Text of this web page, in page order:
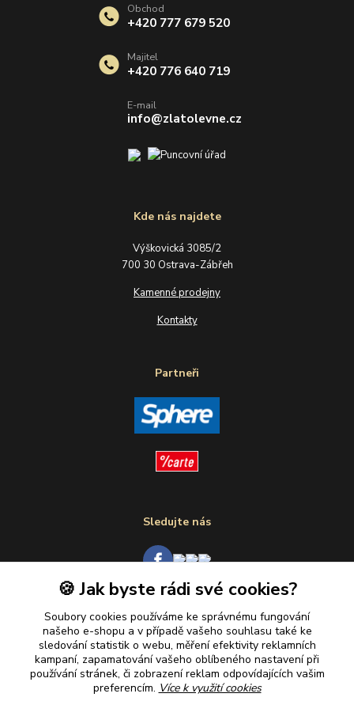
Kde nás najdete
Výškovická 3085/2
700 30 Ostrava-Zábřeh
Kamenné prodejny
Kontakty
Partneři
Sledujte nás
Plaťte u nás bezpečně
Obchod
+420 777 679 520
Majitel
+420 776 640 719
E-mail
info@zlatolevne.cz
🍪 Jak byste rádi své cookies?
Soubory cookies používáme ke správnému fungování
našeho e-shopu a v případě vašeho souhlasu také ke
sledování statistik o webu, měření efektivity reklamních
kampaní, zapamatování vašeho oblíbeného nastavení při
používání stránek, či zobrazení reklam odpovídajících vašim
preferencím. Více k využití cookies